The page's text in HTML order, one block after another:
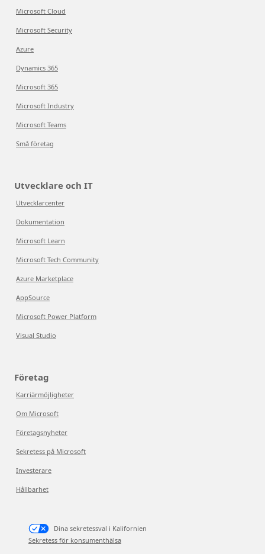
Microsoft Cloud
Microsoft Security
Azure
Dynamics 365
Microsoft 365
Microsoft Industry
Microsoft Teams
Små företag
Utvecklare och IT
Utvecklarcenter
Dokumentation
Microsoft Learn
Microsoft Tech Community
Azure Marketplace
AppSource
Microsoft Power Platform
Visual Studio
Företag
Karriärmöjligheter
Om Microsoft
Företagsnyheter
Sekretess på Microsoft
Investerare
Hållbarhet
Dina sekretessval i Kalifornien
Sekretess för konsumenthälsa